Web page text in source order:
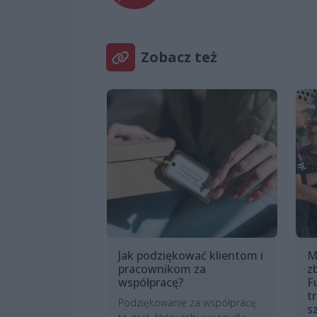
Zobacz też
Jak podziękować klientom i
pracownikom za
współpracę?
Podziękowanie za współpracę